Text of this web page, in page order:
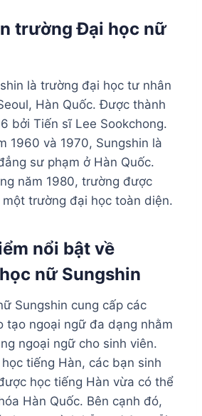
trường Đại học nữ
là trường đại học tư nhân
Hàn Quốc. Được thành
bởi Tiến sĩ Lee Sookchong.
1960 và 1970, Sungshin là
sư phạm ở Hàn Quốc.
năm 1980, trường được
trường đại học toàn diện.
nổi bật về
nữ Sungshin
Sungshin cung cấp các
tạo ngoại ngữ đa dạng nhằm
ngoại ngữ cho sinh viên.
tiếng Hàn, các bạn sinh
học tiếng Hàn vừa có thể
Hàn Quốc. Bên cạnh đó,